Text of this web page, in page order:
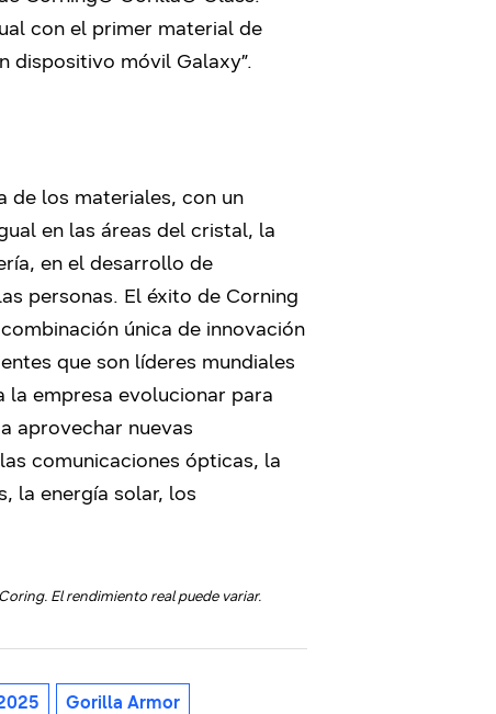
con el primer material de
dispositivo móvil Galaxy”.
de los materiales, con un
en las áreas del cristal, la
en el desarrollo de
personas. El éxito de Corning
única de innovación
que son líderes mundiales
la empresa evolucionar para
aprovechar nuevas
comunicaciones ópticas, la
la energía solar, los
El rendimiento real puede variar.
Gorilla Armor